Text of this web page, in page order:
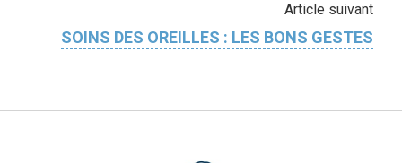
Article suivant
SOINS DES OREILLES : LES BONS GESTES